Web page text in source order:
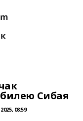
Сибая
08:59